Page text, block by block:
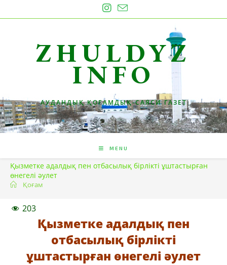
to
ZHULDYZ
INFO
АУДАНДЫҚ ҚОҒАМДЫҚ-САЯСИ ГАЗЕТ
MENU
Қызметке адалдық пен отбасылық бірлікті ұштастырған
өнегелі әулет
Қоғам
203
Қызметке адалдық пен
отбасылық бірлікті
ұштастырған өнегелі әулет